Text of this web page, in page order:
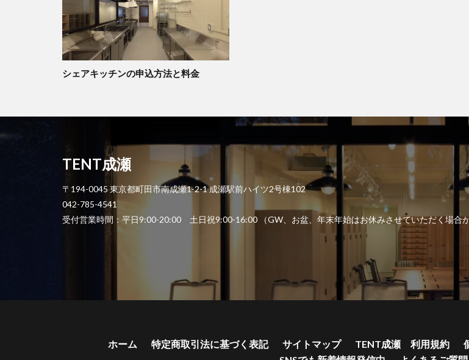
シェアキッチンの申込方法と料金
TENT成瀬
〒194-0045 東京都町田市南成瀬1-2-1 成瀬駅前ハイツ2号棟102
042-785-4541
受付営業時間：平日9:00-20:00 土日祝9:00-16:00 （GW、お盆、年末年始はお休みさせていただく場合
ホーム 特定商取引法に基づく表記 サイトマップ TENT成瀬 利用規約